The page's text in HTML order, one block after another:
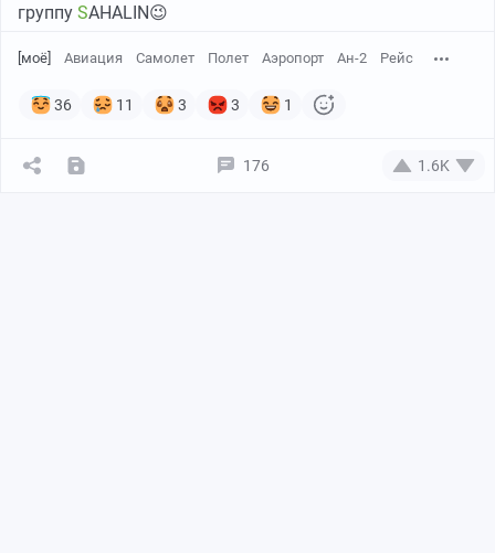
группу SAHALIN😉
[моё] Авиация Самолет Полет Аэропорт Ан-2 Рейс
36 11 3 3 1
176 1.6K